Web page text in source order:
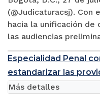
(@Judicaturacsj). Con
hacia la unificación de
las audiencias
Especialidad Penal
estandarizar las
Más detalles